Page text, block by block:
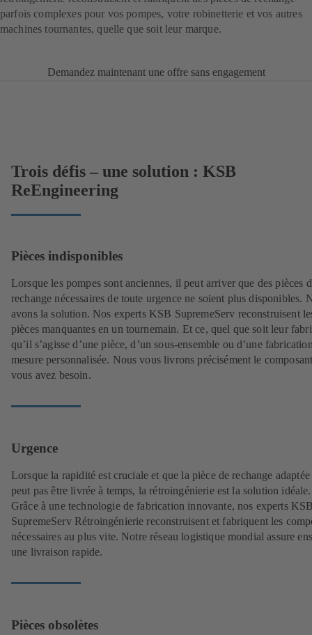
parfois complexes pour vos pompes, votre robinetterie et vos autres
machines tournantes, quelle que soit leur marque.
Demandez maintenant une offre sans engagement
Trois défis – une solution : KSB
ReEngineering
Pièces indisponibles
Lorsque les pompes sont anciennes, il peut arriver que des pièces
rechange nécessaires de toute urgence ne soient plus disponibles.
avons la solution. Nos experts KSB SupremeServ reconstruisent
pièces manquantes en un tournemain. Et ce, quel que soit leur
qu’il s’agisse d’une pièce, d’un sous-ensemble ou d’une
mesure personnalisée. Nous vous livrons précisément le
vous avez besoin.
Urgence
Lorsque la rapidité est cruciale et que la pièce de rechange adaptée
peut pas être livrée à temps, la rétroingénierie est la solution idéale.
Grâce à une technologie de fabrication innovante, nos experts
SupremeServ Rétroingénierie reconstruisent et fabriquent les
nécessaires au plus vite. Notre réseau logistique mondial assure
une livraison rapide.
Pièces obsolètes